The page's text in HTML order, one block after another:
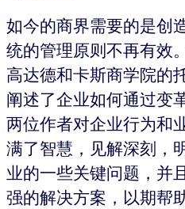
如今的商界需要的是创
统的管理原则不再有效
高达德和卡斯商学院的
阐述了企业如何通过变
两位作者对企业行为和
满了智慧，见解深刻，
业的一些关键问题，并
强的解决方案，以期帮